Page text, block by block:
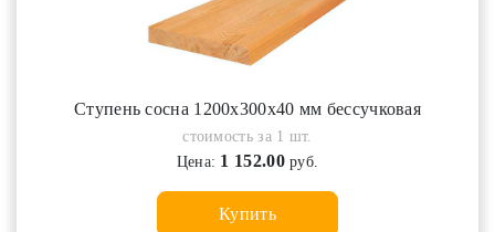
Ступень сосна 1200х300х40 мм бессучковая
стоимость за 1 шт.
Цена: 1 152.00руб.
Купить